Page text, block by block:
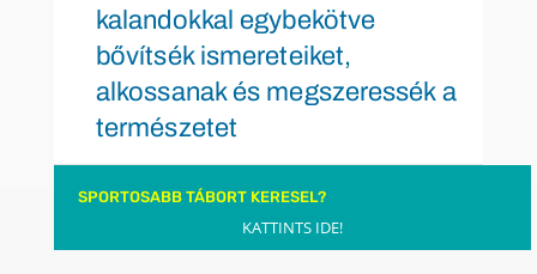
kalandokkal egybekötve
bővítsék ismereteiket,
alkossanak és megszeressék a
természetet
SPORTOSABB TÁBORT KERESEL?
KATTINTS IDE!